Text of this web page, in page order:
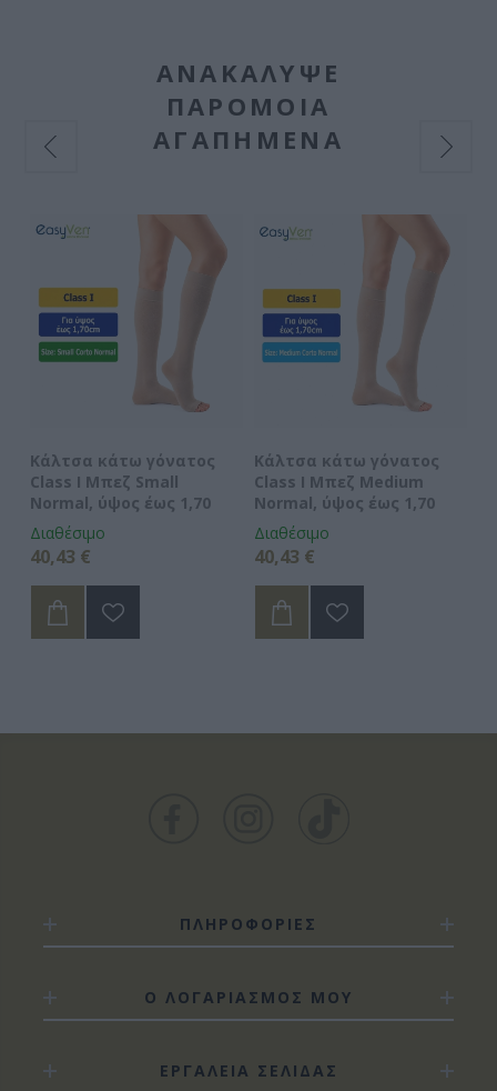
ΑΝΑΚΆΛΥΨΕ
ΠΑΡΌΜΟΙΑ
ΑΓΑΠΗΜΈΝΑ
Κάλτσα κάτω γόνατος
Class I Μπεζ Small
Normal, ύψος έως 1,70
Διαθέσιμο
40,43 €
Κάλτσα κάτω γόνατος
Class I Μπεζ Medium
Normal, ύψος έως 1,70
Διαθέσιμο
40,43 €
ΠΛΗΡΟΦΟΡΙΕΣ
Ο ΛΟΓΑΡΙΑΣΜΟΣ ΜΟΥ
ΕΡΓΑΛΕΙΑ ΣΕΛΙΔΑΣ